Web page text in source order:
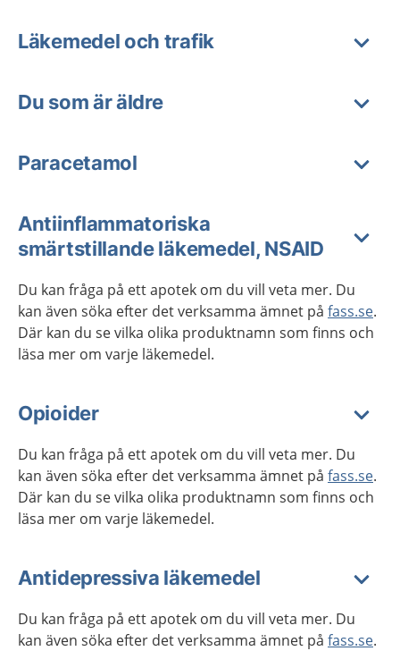
Läkemedel och trafik
Du som är äldre
Paracetamol
Antiinflammatoriska
smärtstillande läkemedel, NSAID
Du kan fråga på ett apotek om du vill veta mer. Du
kan även söka efter det verksamma ämnet på fass.se.
Där kan du se vilka olika produktnamn som finns och
läsa mer om varje läkemedel.
Opioider
Du kan fråga på ett apotek om du vill veta mer. Du
kan även söka efter det verksamma ämnet på fass.se.
Där kan du se vilka olika produktnamn som finns och
läsa mer om varje läkemedel.
Antidepressiva läkemedel
Du kan fråga på ett apotek om du vill veta mer. Du
kan även söka efter det verksamma ämnet på fass.se.